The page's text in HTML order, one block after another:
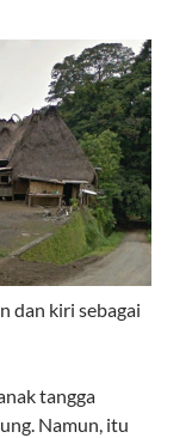
dan kiri sebagai
tangga
Namun, itu